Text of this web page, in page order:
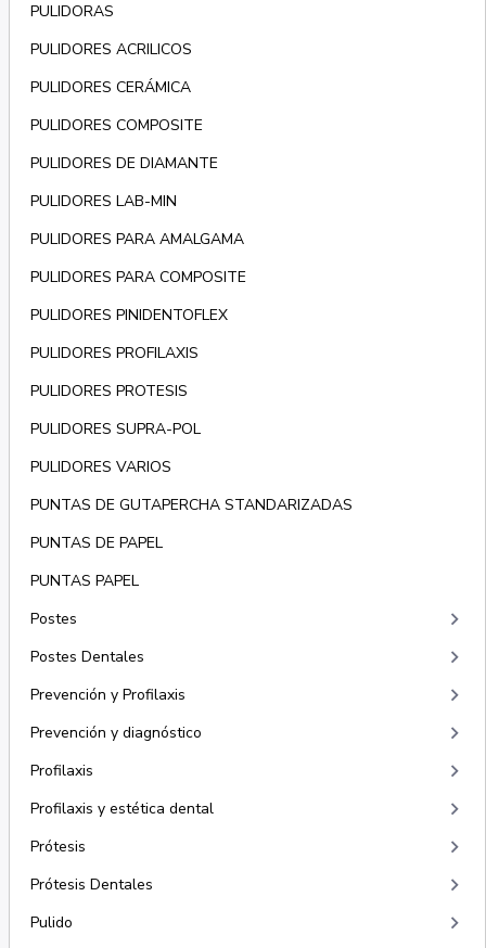
PULIDORAS
PULIDORES ACRILICOS
PULIDORES CERÁMICA
PULIDORES COMPOSITE
PULIDORES DE DIAMANTE
PULIDORES LAB-MIN
PULIDORES PARA AMALGAMA
PULIDORES PARA COMPOSITE
PULIDORES PINIDENTOFLEX
PULIDORES PROFILAXIS
PULIDORES PROTESIS
PULIDORES SUPRA-POL
PULIDORES VARIOS
PUNTAS DE GUTAPERCHA STANDARIZADAS
PUNTAS DE PAPEL
PUNTAS PAPEL
Postes
keyboard_arrow_right
Postes Dentales keyboard_arrow_right
Prevención y Profilaxis keyboard_arrow_right
Prevención y diagnóstico keyboard_arrow_right
Profilaxis keyboard_arrow_right
Profilaxis y estética dental keyboard_arrow_right
Prótesis keyboard_arrow_right
Prótesis Dentales keyboard_arrow_right
Pulido keyboard_arrow_right